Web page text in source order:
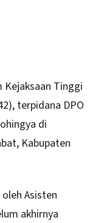
Kejaksaan Tinggi
terpidana DPO
di
Kabupaten
Asisten
akhirnya